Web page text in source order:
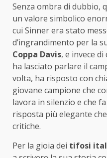
Senza ombra di dubbio,
un valore simbolico
cui Sinner era stato
d’ingrandimento per la
Coppa Davis, e invece
ha lasciato parlare il
volta, ha risposto con
giovane campione che
lavora in silenzio e che
risposta più elegante
critiche.
Per la gioia dei tifosi